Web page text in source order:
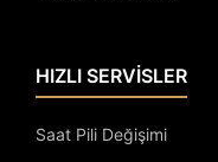
HIZLI SERVİSLER
Saat Pili Değişimi